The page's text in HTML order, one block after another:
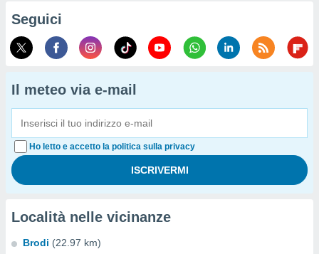
Seguici
Il meteo via e-mail
Ho letto e accetto la politica sulla privacy
Località nelle vicinanze
Brodi (22.97 km)